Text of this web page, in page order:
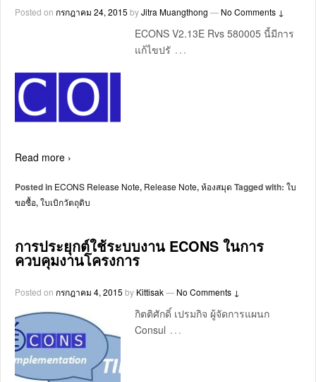
Posted on กรกฎาคม 24, 2015 byJitra Muangthong — No Comments ↓
ECONS V2.13E Rvs 580005 นี้มีการ
แก้ไขปรั …
Read more ›
Posted in ECONS Release Note, Release Note,ห้องสมุด Tagged with: ใบ
ขอซื้อ,ใบเบิกวัตถุดิบ
การประยุกต์ใช้ระบบงาน ECONS ในการ
ควบคุมงานโครงการ
Posted on กรกฎาคม 4, 2015 by Kittisak— No Comments ↓
กิตติศักดิ์ เปรมกิจ ผู้จัดการแผนก
Consul …